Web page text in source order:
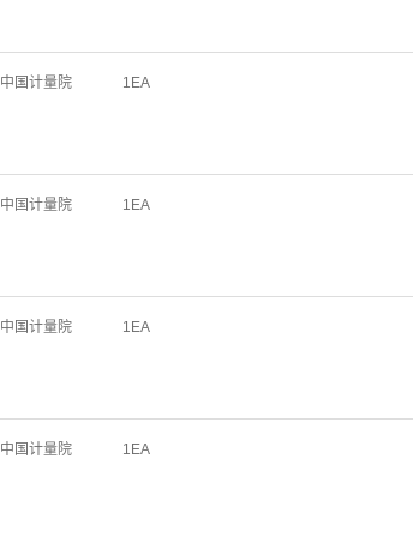
中国计量院 1EA
中国计量院 1EA
中国计量院 1EA
中国计量院 1EA